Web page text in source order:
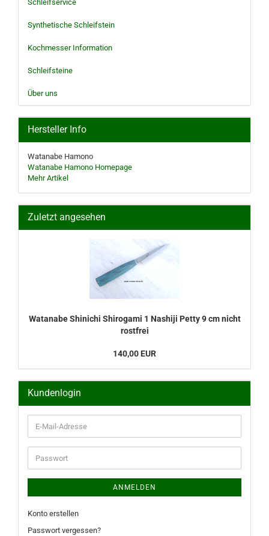
Schleifservice
Synthetische Schleifstein
Kochmesser Information
Schleifsteine
Über uns
Hersteller Info
Watanabe Hamono
Watanabe Hamono Homepage
Mehr Artikel
Zuletzt angesehen
Watanabe Shinichi Shirogami 1 Nashiji Petty 9 cm nicht
rostfrei
140,00 EUR
Kundenlogin
E-
Mail-
Adresse
Passwort
ANMELDEN
Konto erstellen
Passwort vergessen?